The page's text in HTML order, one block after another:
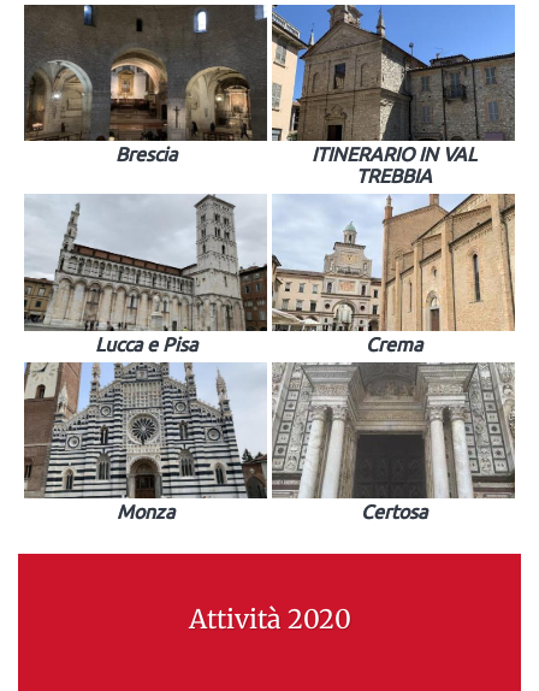
Brescia
ITINERARIO IN VAL
TREBBIA
Lucca e Pisa Crema
Monza Certosa
Attività 2020